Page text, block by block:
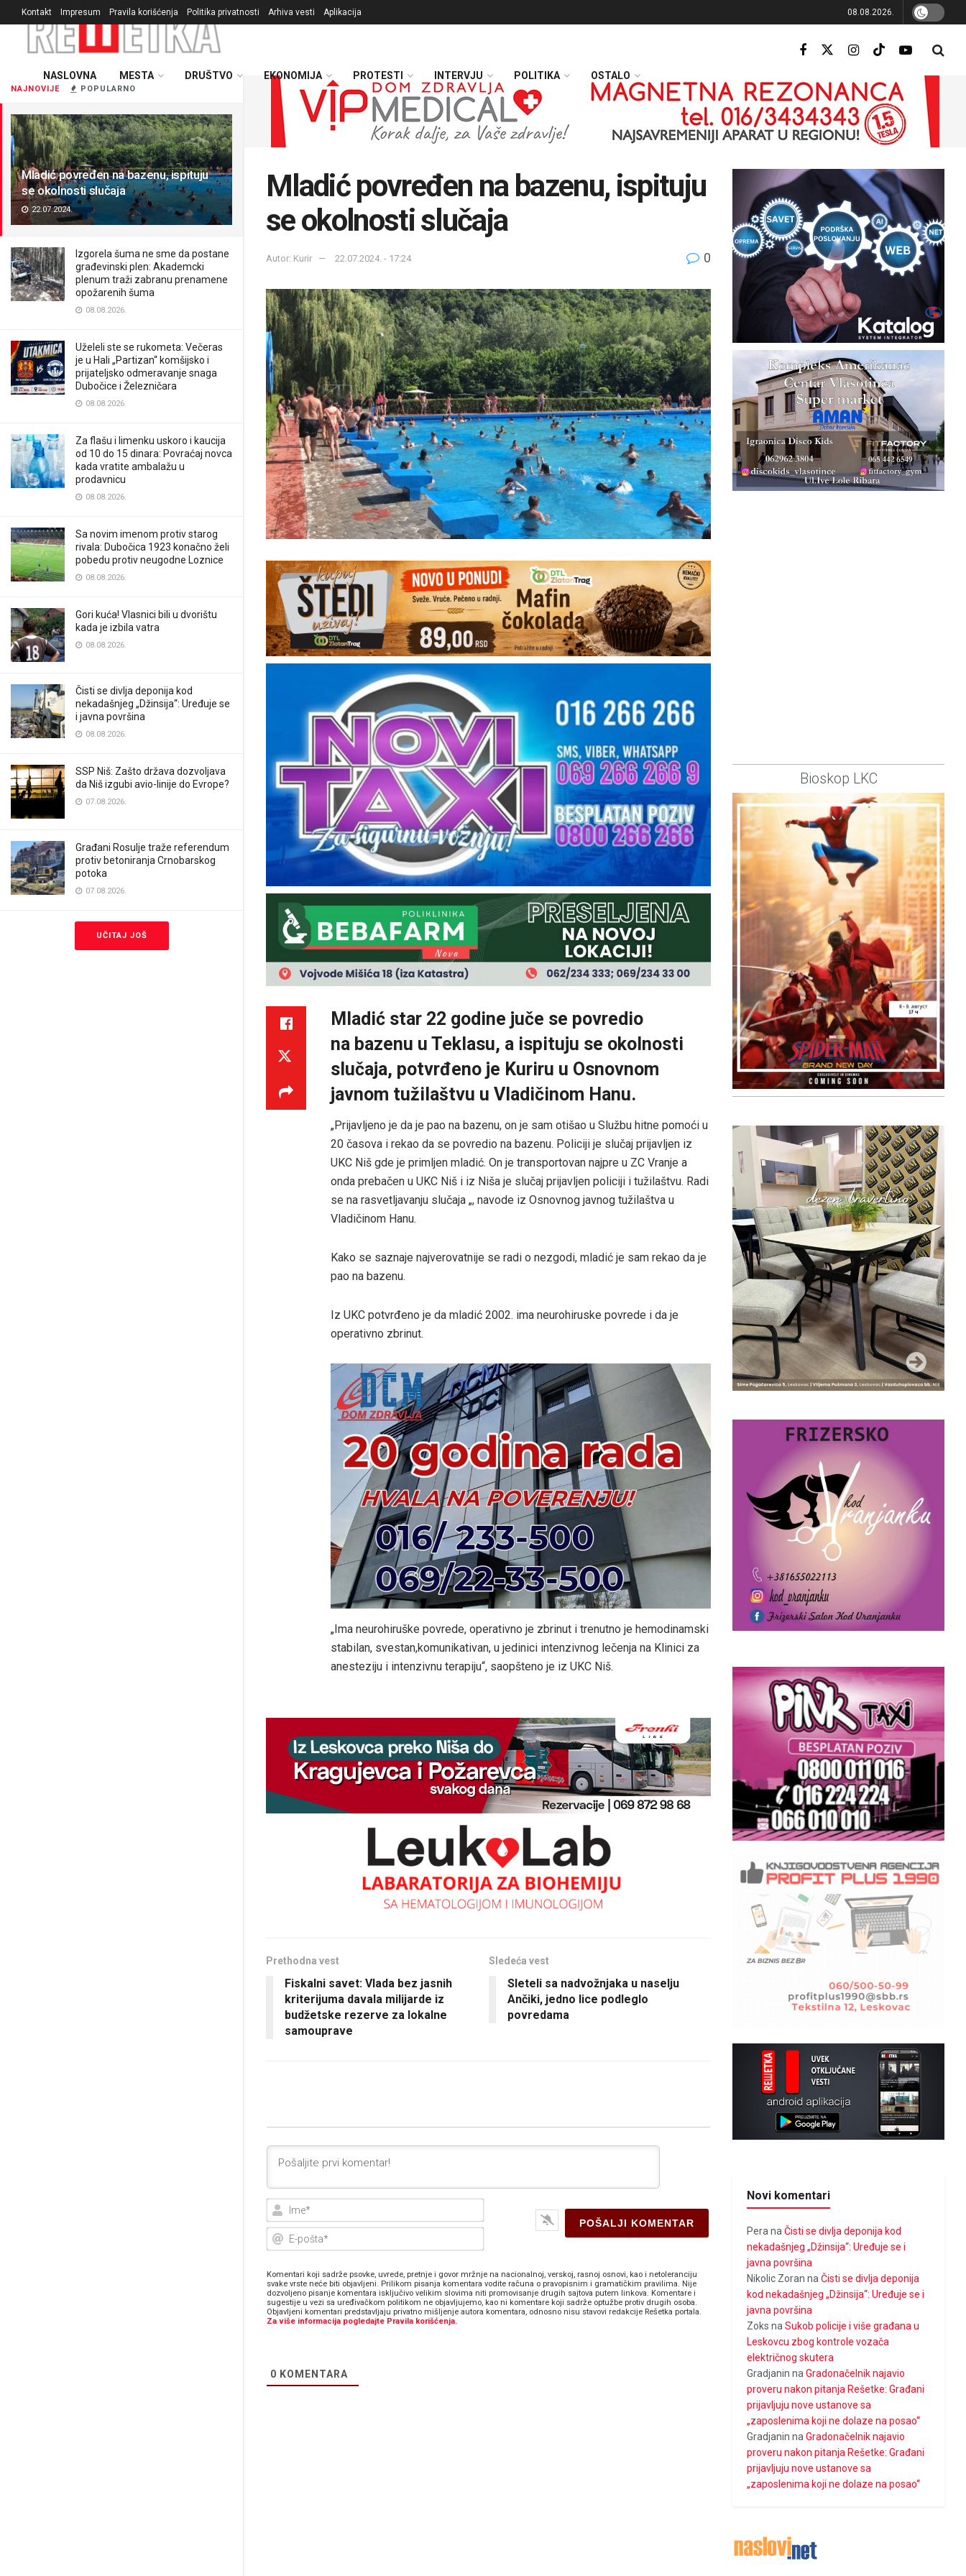
NAJNOVIJE POPULARNO
Mladić povređen na bazenu, ispituju
se okolnosti slučaja
22.07.2024.
Izgorela šuma ne sme da postane
građevinski plen: Akademcki
plenum traži zabranu prenamene
opožarenih šuma
08.08.2026.
Uželeli ste se rukometa: Večeras
je u Hali „Partizan“ komšijsko i
prijateljsko odmeravanje snaga
Dubočice i Železničara
08.08.2026.
Za flašu i limenku uskoro i kaucija
od 10 do 15 dinara: Povraćaj novca
kada vratite ambalažu u
prodavnicu
08.08.2026.
Sa novim imenom protiv starog
rivala: Dubočica 1923 konačno želi
pobedu protiv neugodne Loznice
08.08.2026.
Gori kuća! Vlasnici bili u dvorištu
kada je izbila vatra
08.08.2026.
Čisti se divlja deponija kod
nekadašnjeg „Džinsija“: Uređuje se
i javna površina
08.08.2026.
SSP Niš: Zašto država dozvoljava
da Niš izgubi avio-linije do Evrope?
07.08.2026.
Građani Rosulje traže referendum
protiv betoniranja Crnobarskog
potoka
07.08.2026.
UČITAJ JOŠ
Kontakt Impresum Pravila korišćenja Politika privatnosti Arhiva vesti Aplikacija 08.08.2026.
NASLOVNA MESTA DRUŠTVO EKONOMIJA PROTESTI INTERVJU POLITIKA OSTALO
Mladić povređen na bazenu, ispituju
se okolnosti slučaja
Autor: Kurir 22.07.2024. - 17:24 0
Mladić star 22 godine juče se povredio
na bazenu u Teklasu, a ispituju se okolnosti
slučaja, potvrđeno je Kuriru u Osnovnom
javnom tužilaštvu u Vladičinom Hanu.
„Prijavljeno je da je pao na bazenu, on je sam otišao u Službu hitne pomoći u
20 časova i rekao da se povredio na bazenu. Policiji je slučaj prijavljen iz
UKC Niš gde je primljen mladić. On je transportovan najpre u ZC Vranje a
onda prebačen u UKC Niš i iz Niša je slučaj prijavljen policiji i tužilaštvu. Radi
se na rasvetljavanju slučaja „, navode iz Osnovnog javnog tužilaštva u
Vladičinom Hanu.
Kako se saznaje najverovatnije se radi o nezgodi, mladić je sam rekao da je
pao na bazenu.
Iz UKC potvrđeno je da mladić 2002. ima neurohiruske povrede i da je
operativno zbrinut.
„Ima neurohiruške povrede, operativno je zbrinut i trenutno je hemodinamski
stabilan, svestan,komunikativan, u jedinici intenzivnog lečenja na Klinici za
anesteziju i intenzivnu terapiju“, saopšteno je iz UKC Niš.
Prethodna vest
Fiskalni savet: Vlada bez jasnih
kriterijuma davala milijarde iz
budžetske rezerve za lokalne
samouprave
Sledeća vest
Sleteli sa nadvožnjaka u naselju
Ančiki, jedno lice podleglo
povredama
Ime*
E-
Komentari koji sadrže psovke, uvrede, pretnje i govor mržnje na nacionalnoj, verskoj, rasnoj osnovi, kao i netoleranciju
svake vrste neće biti objavljeni. Prilikom pisanja komentara vodite računa o pravopisnim i gramatičkim pravilima. Nije
dozvoljeno pisanje komentara isključivo velikim slovima niti promovisanje drugih sajtova putem linkova. Komentare i
sugestije u vezi sa uređivačkom politikom ne objavljujemo, kao ni komentare koji sadrže optužbe protiv drugih osoba.
Objavljeni komentari predstavljaju privatno mišljenje autora komentara, odnosno nisu stavovi redakcije Rešetka portala.
Za više informacija pogledajte Pravila korišćenja.
0 KOMENTARA
Bioskop LKC
Novi komentari
Pera naČisti se divlja deponija kod
nekadašnjeg „Džinsija“: Uređuje se i
javna površina
Nikolic Zoran naČisti se divlja deponija
kod nekadašnjeg „Džinsija“: Uređuje se i
javna površina
Zoks naSukob policije i više građana u
Leskovcu zbog kontrole vozača
električnog skutera
Gradjanin naGradonačelnik najavio
proveru nakon pitanja Rešetke: Građani
prijavljuju nove ustanove sa
„zaposlenima koji ne dolaze na posao“
Gradjanin naGradonačelnik najavio
proveru nakon pitanja Rešetke: Građani
prijavljuju nove ustanove sa
„zaposlenima koji ne dolaze na posao“